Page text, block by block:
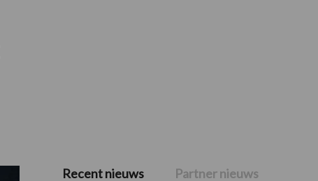
Recent nieuws Partner nieuws